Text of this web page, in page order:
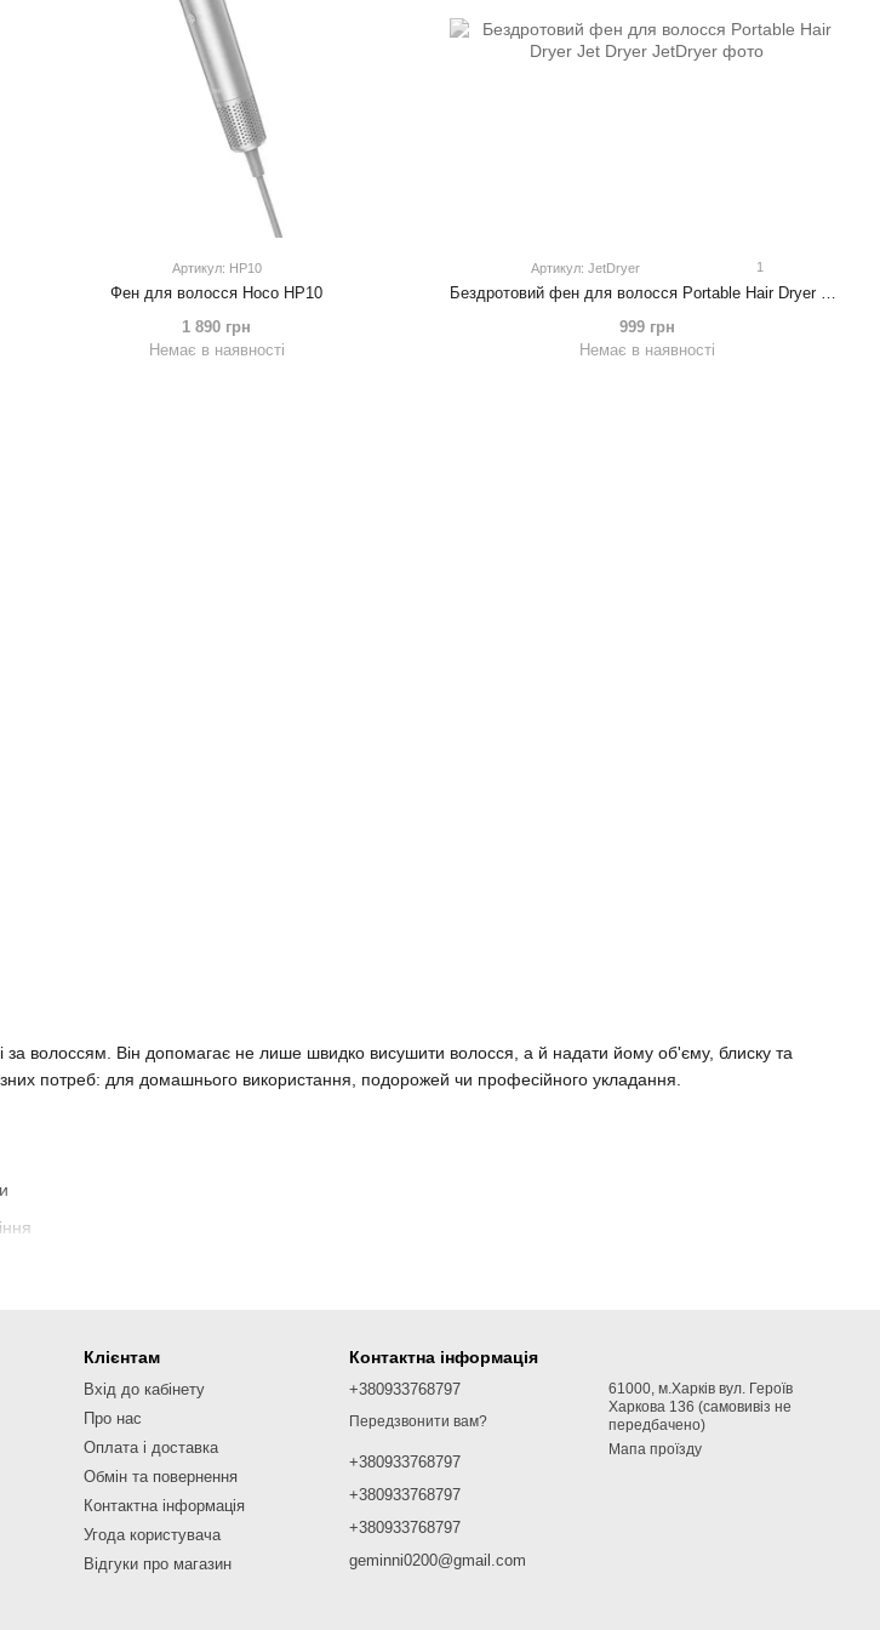
волоссям. Він допомагає не лише швидко висушити волосся, а й надати йому об'єму, блиску та
потреб: для домашнього використання, подорожей чи професійного укладання.
Артикул: HP10
Фен для волосся Hoco HP10
1 890 грн
Немає в наявності
Артикул: JetDryer 1
999 грн
Немає в наявності
Клієнтам
Вхід до кабінету
Про нас
Оплата і доставка
Обмін та повернення
Контактна інформація
Угода користувача
Відгуки про магазин
Контактна інформація
+380933768797
Передзвонити вам?
+380933768797
+380933768797
+380933768797
geminni0200@gmail.com
61000, м.Харків вул. Героїв
Харкова 136 (самовивіз не
передбачено)
Мапа проїзду